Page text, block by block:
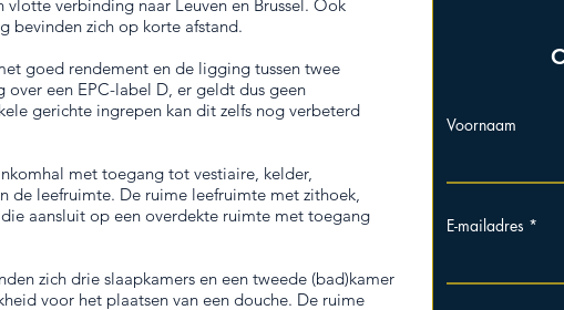
verbinding naar Leuven en Brussel. Ook
bevinden zich op korte afstand.
goed rendement en de ligging tussen twee
een EPC-label D, er geldt dus geen
gerichte ingrepen kan dit zelfs nog verbeterd
met toegang tot vestiaire, kelder,
de leefruimte. De ruime leefruimte met zithoek,
aansluit op een overdekte ruimte met toegang
zich drie slaapkamers en een tweede (bad)kamer
voor het plaatsen van een douche. De ruime
Voornaam
E-mailadres